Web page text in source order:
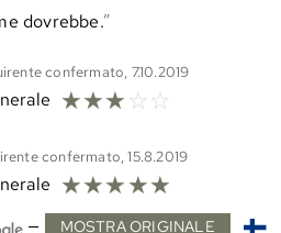
dovrebbe.
confermato, 7.10.2019
☆☆☆☆ ☆
confermato, 15.8.2019
☆☆☆☆☆
— MOSTRA ORIGINALE